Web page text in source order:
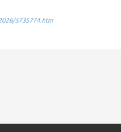
5735774.htm